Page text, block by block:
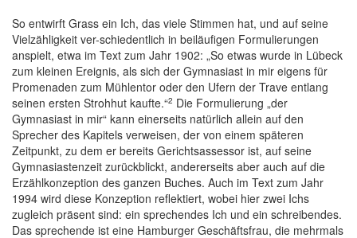
So entwirft Grass ein Ich, das viele Stimmen hat, und auf seine
Vielzähligkeit ver-schiedentlich in beiläufigen Formulierungen
anspielt, etwa im Text zum Jahr 1902: „So etwas wurde in Lübeck
zum kleinen Ereignis, als sich der Gymnasiast in mir eigens für
Promenaden zum Mühlentor oder den Ufern der Trave entlang
seinen ersten Strohhut kaufte.“2 Die Formulierung „der
Gymnasiast in mir“ kann einerseits natürlich allein auf den
Sprecher des Kapitels verweisen, der von einem späteren
Zeitpunkt, zu dem er bereits Gerichtsassessor ist, auf seine
Gymnasiastenzeit zurückblickt, andererseits aber auch auf die
Erzählkonzeption des ganzen Buches. Auch im Text zum Jahr
1994 wird diese Konzeption reflektiert, wobei hier zwei Ichs
zugleich präsent sind: ein sprechendes Ich und ein schreibendes.
Das sprechende ist eine Hamburger Geschäftsfrau, die mehrmals